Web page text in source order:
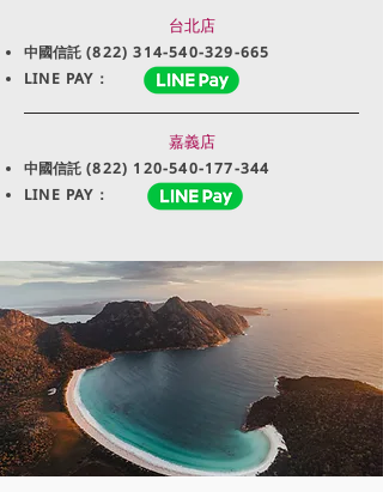
台北店
中國信託 (822) 314-540-329-665
LINE PAY：
嘉義店
中國信託 (822) 120-540-177-344
LINE PAY：